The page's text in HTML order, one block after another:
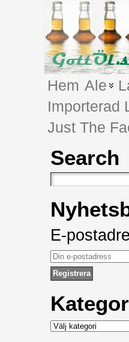
Hem Ale
Importerad
Just The
Search
E-
Kategorier